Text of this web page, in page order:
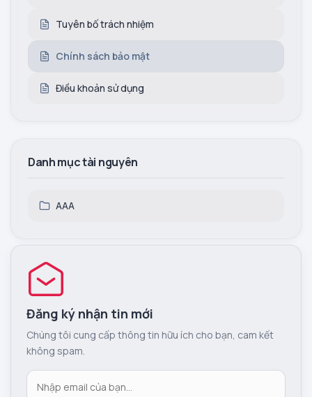
Tuyên bố trách nhiệm
Chính sách bảo mật
Điều khoản sử dụng
Danh mục tài nguyên
AAA
Đăng ký nhận tin mới
Chúng tôi cung cấp thông tin hữu ích cho bạn, cam kết
không spam.